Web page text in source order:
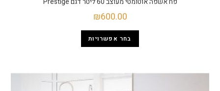
₪600.00
בחר אפשרויות